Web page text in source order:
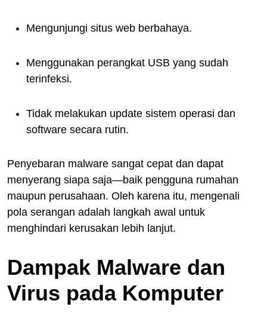
Mengunjungi situs web berbahaya.
Menggunakan perangkat USB yang sudah
terinfeksi.
Tidak melakukan update sistem operasi dan
software secara rutin.
Penyebaran malware sangat cepat dan dapat
menyerang siapa saja—baik pengguna rumahan
maupun perusahaan. Oleh karena itu, mengenali
pola serangan adalah langkah awal untuk
menghindari kerusakan lebih lanjut.
Dampak Malware dan
Virus pada Komputer